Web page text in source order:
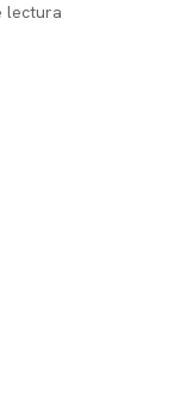
Taylor
lectura